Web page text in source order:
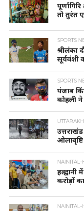
तो तुरंत
SPORTS
श्रीलंका
सूर्यवंशी
SPORTS
पंजाब
कोहली
करोड़ों